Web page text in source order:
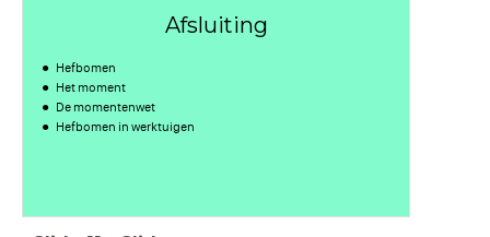
Afsluiting
Hefbomen
Het moment
De momentenwet
Hefbomen in werktuigen